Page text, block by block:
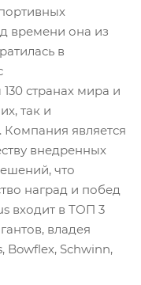
времени она из
в
странах мира и
так и
является
внедренных
что
наград и побед
входит в ТОП 3
владея
Schwinn,